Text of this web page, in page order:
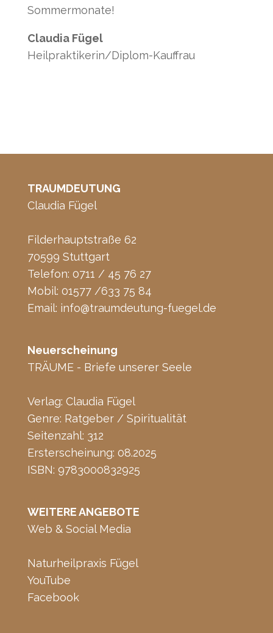
Sommermonate!
Claudia Fügel
Heilpraktikerin/Diplom-Kauffrau
TRAUMDEUTUNG
Claudia Fügel
Filderhauptstraße 62
70599 Stuttgart
Telefon: 0711 / 45 76 27
Mobil: 01577 /633 75 84
Email: info@traumdeutung-fuegel.de
Neuerscheinung
TRÄUME - Briefe unserer Seele
Verlag: Claudia Fügel
Genre: Ratgeber / Spiritualität
Seitenzahl: 312
Ersterscheinung: 08.2025
ISBN: 9783000832925
WEITERE ANGEBOTE
Web & Social Media
Naturheilpraxis Fügel
YouTube
Facebook